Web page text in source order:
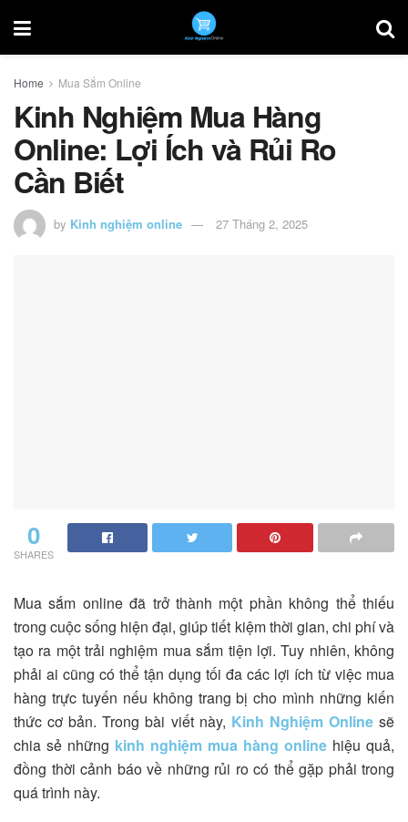
Home Mua Sắm Online
Kinh Nghiệm Mua Hàng
Online: Lợi Ích và Rủi Ro
Cần Biết
by Kinh nghiệm online 27 Tháng 2, 2025
0
SHARES
Mua sắm online đã trở thành một phần không thể thiếu
trong cuộc sống hiện đại, giúp tiết kiệm thời gian, chi phí và
tạo ra một trải nghiệm mua sắm tiện lợi. Tuy nhiên, không
phải ai cũng có thể tận dụng tối đa các lợi ích từ việc mua
hàng trực tuyến nếu không trang bị cho mình những kiến
thức cơ bản. Trong bài viết này, Kinh Nghiệm Onlinesẽ
chia sẻ những kinh nghiệm mua hàng online hiệu quả,
đồng thời cảnh báo về những rủi ro có thể gặp phải trong
quá trình này.